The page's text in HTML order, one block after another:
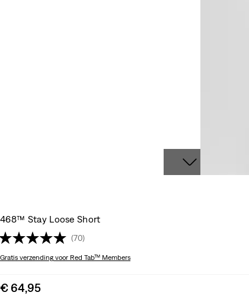
468™ Stay Loose Short
(70)
Gratis verzending voor Red Tab™ Members
Sale
€ 64,95